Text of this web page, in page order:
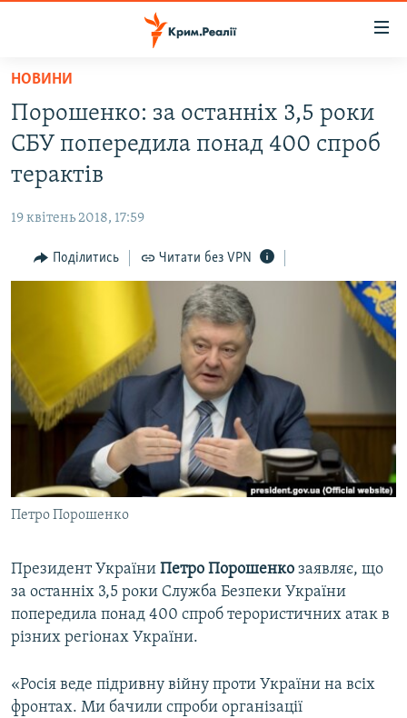
Перейти
основного
матеріалу
до
основної
Перейти
до
ВОДА.КРИМ
ВІДЕО ТА ФОТО
БЛОГИ
ПОГЛЯД
СПЕЦПРОЕКТИ
ДЕПОРТАЦІЯ
ВІДЕОУРОКИ «ELIFBE»
СВІДЧЕННЯ ОКУПАЦІЇ
УКРАЇНСЬКА ПРОБЛЕМА КРИМУ
ІНФОГРАФІКА
ЯК ОБІЙТИ БЛОКУВАННЯ
Qırımtatar
ДОЛУЧАЙСЯ!
Усі сайти RFE/RL
НОВИНИ
Порошенко: за останніх 3,5 роки
СБУ попередила понад 400 спроб
терактів
19 квітень 2018, 17:59
Поділитись Читати без VPN
Петро Порошенко
Президент України Петро Порошенко заявляє, що
за останніх 3,5 роки Служба Безпеки України
попередила понад 400 спроб терористичних атак в
різних регіонах України.
«Росія веде підривну війну проти України на всіх
фронтах. Ми бачили спроби організації